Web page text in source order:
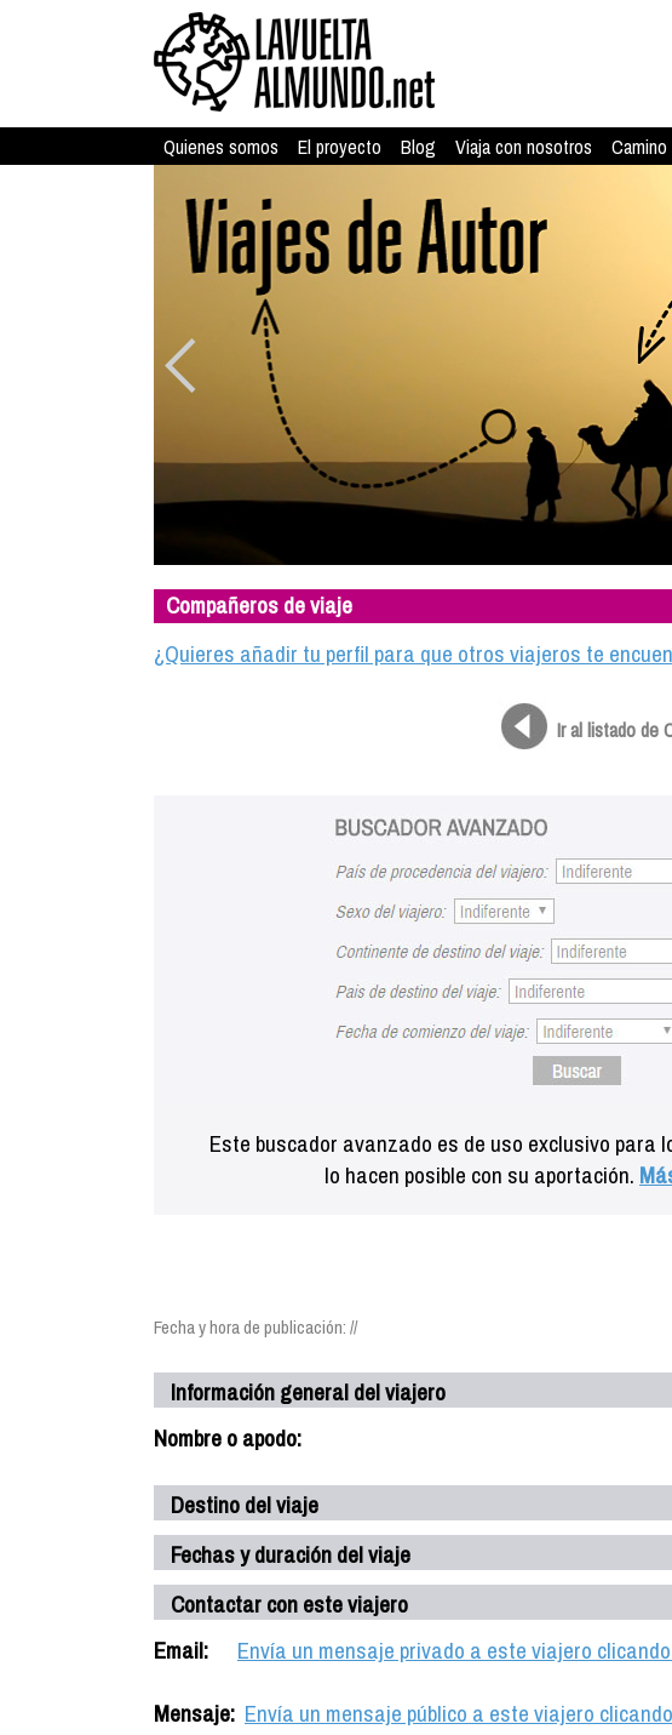
Quienes somos El proyecto Blog Viaja con nosotros
Compañeros de viaje
¿Quieres añadir tu perfil para que otros viajeros te
Ir al listado de
Este buscador avanzado es de uso exclusivo para
lo hacen posible con su aportación.
Fecha y hora de publicación: //
Información general del viajero
Nombre o apodo:
Destino del viaje
Fechas y duración del viaje
Contactar con este viajero
Email:
Envía un mensaje privado a este viajero
Mensaje: Envía un mensaje público a este viajero